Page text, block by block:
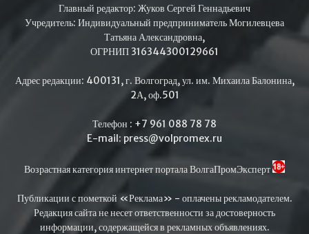
Главный редактор: Жуков Сергей Геннадьевич
Учредитель: Индивидуальный предприниматель Могилевцева
Татьяна Александровна,
ОГРНИП 316344300129661
Адрес редакции: 400131, г. Волгоград, ул. им. Михаила Балонина,
2А, оф.501
Телефон : +7 961 088 78 78
E-mail: press@volpromex.ru
Возрастная категория интернет портала ВолгаПромЭксперт
Публикации с пометкой «Реклама» - оплачены рекламодателем.
Редакция сайта не несет ответственности за достоверность
информации, содержащейся в рекламных объявлениях.